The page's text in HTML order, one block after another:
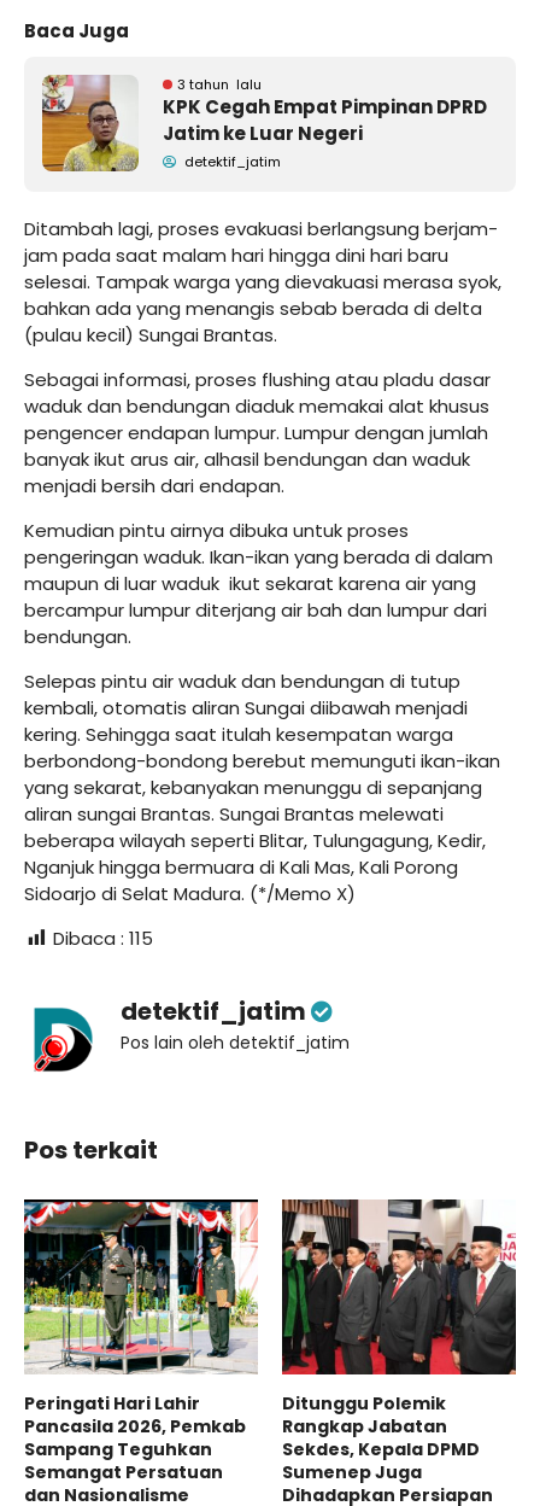
Baca Juga
3 tahun lalu
KPK Cegah Empat Pimpinan DPRD
Jatim ke Luar Negeri
detektif_jatim
Ditambah lagi, proses evakuasi berlangsung berjam-
jam pada saat malam hari hingga dini hari baru
selesai. Tampak warga yang dievakuasi merasa syok,
bahkan ada yang menangis sebab berada di delta
(pulau kecil) Sungai Brantas.
Sebagai informasi, proses flushing atau pladu dasar
waduk dan bendungan diaduk memakai alat khusus
pengencer endapan lumpur. Lumpur dengan jumlah
banyak ikut arus air, alhasil bendungan dan waduk
menjadi bersih dari endapan.
Kemudian pintu airnya dibuka untuk proses
pengeringan waduk. Ikan-ikan yang berada di dalam
maupun di luar waduk ikut sekarat karena air yang
bercampur lumpur diterjang air bah dan lumpur dari
bendungan.
Selepas pintu air waduk dan bendungan di tutup
kembali, otomatis aliran Sungai diibawah menjadi
kering. Sehingga saat itulah kesempatan warga
berbondong-bondong berebut memunguti ikan-ikan
yang sekarat, kebanyakan menunggu di sepanjang
aliran sungai Brantas. Sungai Brantas melewati
beberapa wilayah seperti Blitar, Tulungagung, Kedir,
Nganjuk hingga bermuara di Kali Mas, Kali Porong
Sidoarjo di Selat Madura. (*/Memo X)
Dibaca : 115
detektif_jatim
Pos lain oleh detektif_jatim
Pos terkait
Peringati Hari Lahir
Pancasila 2026, Pemkab
Sampang Teguhkan
Semangat Persatuan
dan Nasionalisme
Ditunggu Polemik
Rangkap Jabatan
Sekdes, Kepala DPMD
Sumenep Juga
Dihadapkan Persiapan